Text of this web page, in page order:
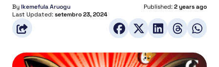
ByIkemefula Aruogu Published:2 years ago
Last Updated:setembro 23, 2024